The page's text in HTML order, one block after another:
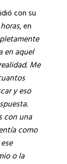
con su
, en
en aquel
Me
y eso
con una
como
o la